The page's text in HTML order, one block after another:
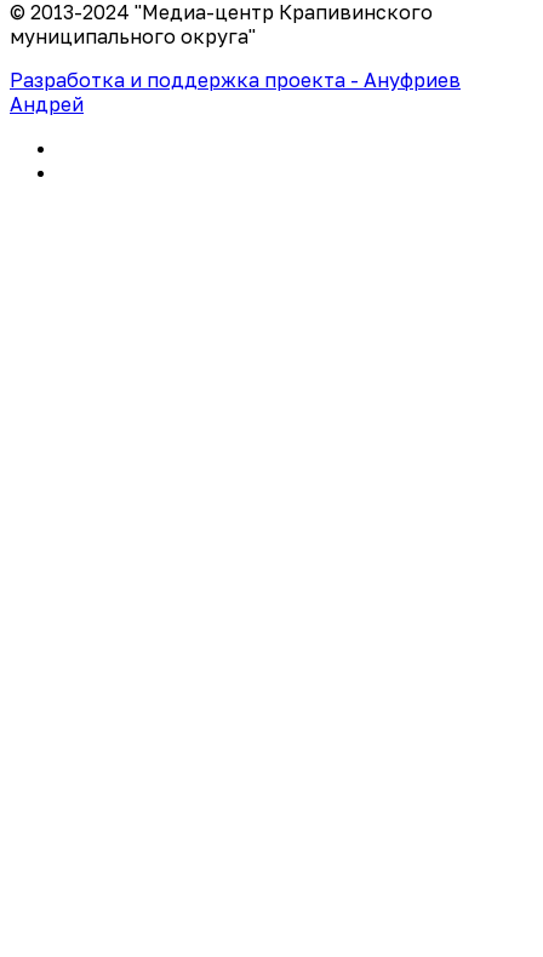
© 2013-2024 "Медиа-центр Крапивинского
муниципального округа"
Разработка и поддержка проекта - Ануфриев
Андрей